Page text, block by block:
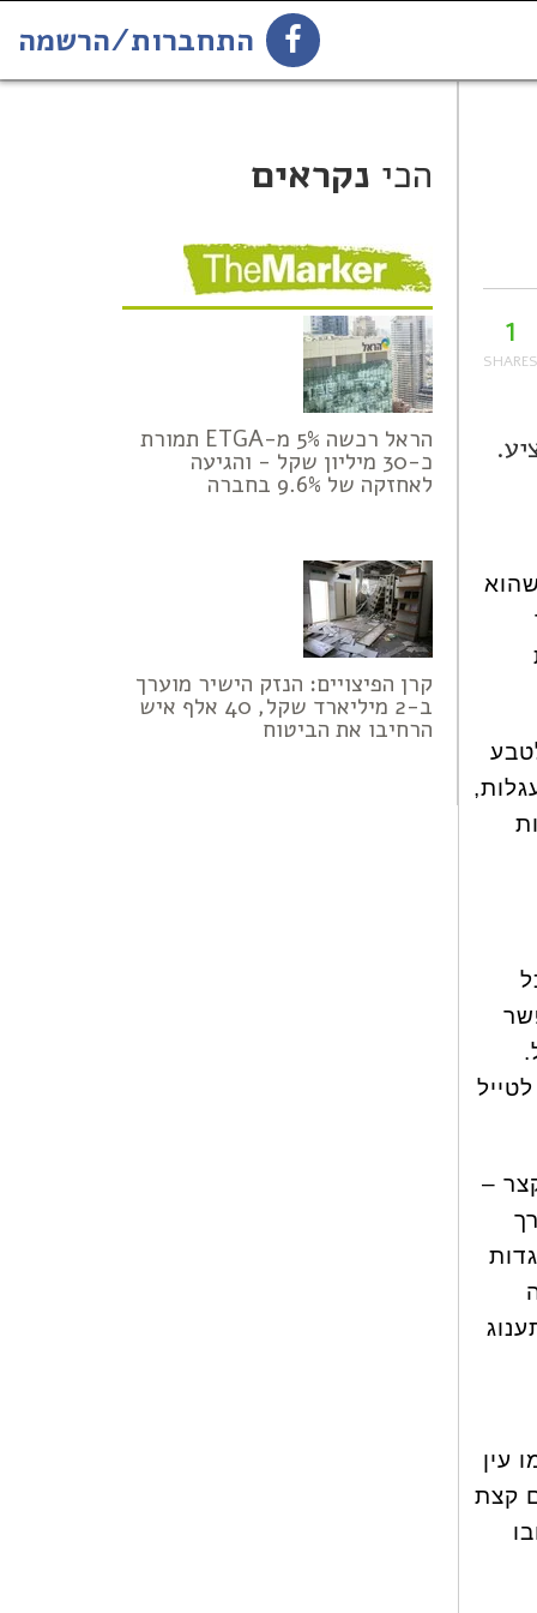
התחברות/הרשמה
1
1
לטבע
–
עין
קצת
הכי נקראים
הראל רכשה 5% מ-ETGA תמורת
כ-30 מיליון שקל - והגיעה
לאחזקה של 9.6% בחברה
קרן הפיצויים: הנזק הישיר מוערך
ב-2 מיליארד שקל, 40 אלף איש
הרחיבו את הביטוח